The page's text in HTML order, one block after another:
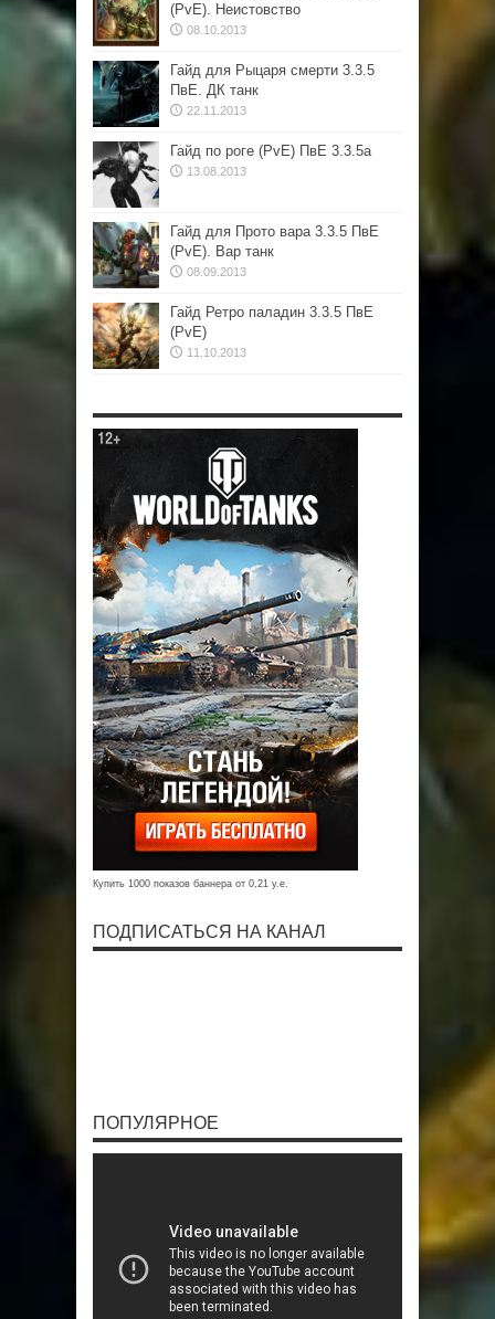
(PvE). Неистовство
08.10.2013
Гайд для Рыцаря смерти 3.3.5
ПвЕ. ДК танк
22.11.2013
Гайд по роге (PvE) ПвЕ 3.3.5а
13.08.2013
Гайд для Прото вара 3.3.5 ПвЕ
(PvE). Вар танк
08.09.2013
Гайд Ретро паладин 3.3.5 ПвЕ
(PvE)
11.10.2013
Купить 1000 показов баннера от 0,21 у.е.
ПОДПИСАТЬСЯ НА КАНАЛ
ПОПУЛЯРНОЕ